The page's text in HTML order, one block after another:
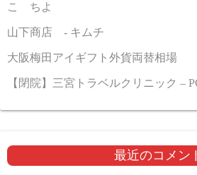
こゝちよ
山下商店 - キムチ
大阪梅田アイギフト外貨両替相場
【閉院】三宮トラベルクリニック –
最近のコメン